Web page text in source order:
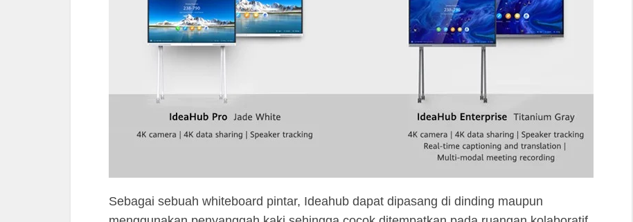
Sebagai sebuah whiteboard pintar, Ideahub dapat dipasang di dinding maupun